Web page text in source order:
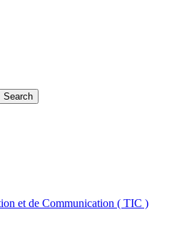
et de Communication ( TIC )